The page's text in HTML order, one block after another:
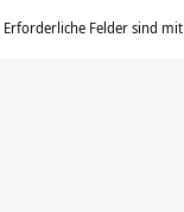
Erforderliche Felder sind mit